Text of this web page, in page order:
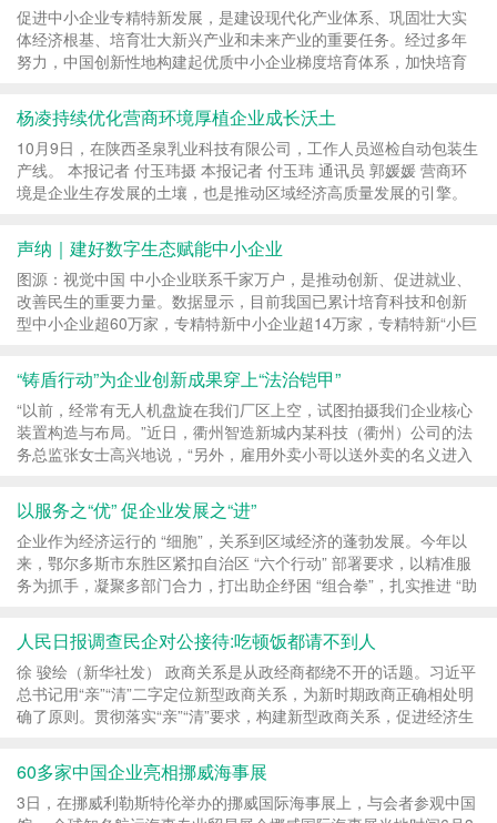
促进中小企业专精特新发展，是建设现代化产业体系、巩固壮大实
体经济根基、培育壮大新兴产业和未来产业的重要任务。经过多年
努力，中国创新性地构建起优质中小企业梯度培育体系，加快培育
杨凌持续优化营商环境厚植企业成长沃土
10月9日，在陕西圣泉乳业科技有限公司，工作人员巡检自动包装生
产线。 本报记者 付玉玮摄 本报记者 付玉玮 通讯员 郭媛媛 营商环
境是企业生存发展的土壤，也是推动区域经济高质量发展的引擎。
声纳｜建好数字生态赋能中小企业
图源：视觉中国 中小企业联系千家万户，是推动创新、促进就业、
改善民生的重要力量。数据显示，目前我国已累计培育科技和创新
型中小企业超60万家，专精特新中小企业超14万家，专精特新“小巨
“铸盾行动”为企业创新成果穿上“法治铠甲”
“以前，经常有无人机盘旋在我们厂区上空，试图拍摄我们企业核心
装置构造与布局。”近日，衢州智造新城内某科技（衢州）公司的法
务总监张女士高兴地说，“另外，雇用外卖小哥以送外卖的名义进入
以服务之“优” 促企业发展之“进”
企业作为经济运行的 “细胞”，关系到区域经济的蓬勃发展。今年以
来，鄂尔多斯市东胜区紧扣自治区 “六个行动” 部署要求，以精准服
务为抓手，凝聚多部门合力，打出助企纾困 “组合拳”，扎实推进 “助
人民日报调查民企对公接待:吃顿饭都请不到人
徐 骏绘（新华社发） 政商关系是从政经商都绕不开的话题。习近平
总书记用“亲”“清”二字定位新型政商关系，为新时期政商正确相处明
确了原则。贯彻落实“亲”“清”要求，构建新型政商关系，促进经济生
60多家中国企业亮相挪威海事展
3日，在挪威利勒斯特伦举办的挪威国际海事展上，与会者参观中国